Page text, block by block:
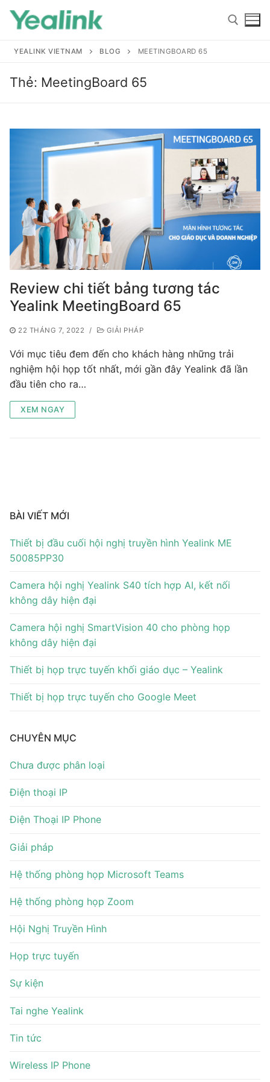
Hỗ trợ
Hỗ trợ
Tài liệu hướng dẫn
Điện thoại IP Phone
Wireless IP Phone
Hội Nghị Truyền Hình
Giới thiệu
Đại lý
Sự kiện
Liên hệ
YEALINK VIETNAM BLOG MEETINGBOARD 65
Thẻ: MeetingBoard 65
Review chi tiết bảng tương tác
Yealink MeetingBoard 65
22 THÁNG 7, 2022 / GIẢI PHÁP
Với mục tiêu đem đến cho khách hàng những trải
nghiệm hội họp tốt nhất, mới gần đây Yealink đã lần
đầu tiên cho ra…
XEM NGAY
BÀI VIẾT MỚI
Thiết bị đầu cuối hội nghị truyền hình Yealink ME
50085PP30
Camera hội nghị Yealink S40 tích hợp AI, kết nối
không dây hiện đại
Camera hội nghị SmartVision 40 cho phòng họp
không dây hiện đại
Thiết bị họp trực tuyến khối giáo dục – Yealink
Thiết bị họp trực tuyến cho Google Meet
CHUYÊN MỤC
Chưa được phân loại
Điện thoại IP
Điện Thoại IP Phone
Giải pháp
Hệ thống phòng họp Microsoft Teams
Hệ thống phòng họp Zoom
Hội Nghị Truyền Hình
Họp trực tuyến
Sự kiện
Tai nghe Yealink
Tin tức
Wireless IP Phone